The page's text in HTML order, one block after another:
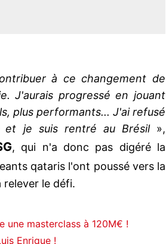
à ce changement de
J'aurais progressé en jouant
plus performants... J'ai refusé
et je suis rentré au Brésil»,
, qui n'a donc pas digéré la
qataris l'ont poussé vers la
relever le défi.
une masterclass à 120M€ !
Enrique !